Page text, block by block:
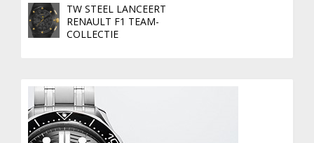
TW STEEL LANCEERT
RENAULT F1 TEAM-
COLLECTIE